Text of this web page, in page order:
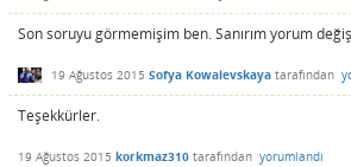
Son soruyu görmemişim ben. Sanırım yorum
19 Ağustos 2015 Sofya Kowalevskaya tarafından
Teşekkürler.
19 Ağustos 2015 korkmaz310 tarafından yorumlandı